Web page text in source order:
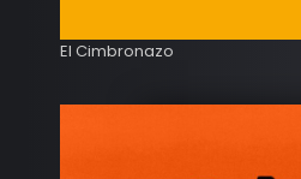
El Cimbronazo